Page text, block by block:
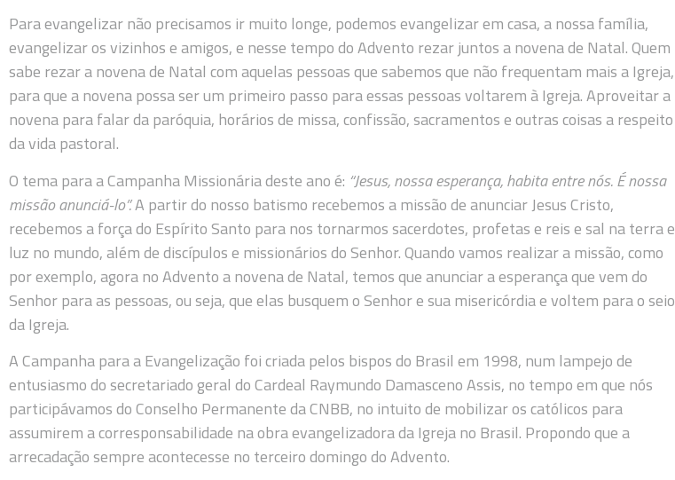
Para evangelizar não precisamos ir muito longe, podemos evangelizar em casa, a nossa família,
evangelizar os vizinhos e amigos, e nesse tempo do Advento rezar juntos a novena de Natal. Quem
sabe rezar a novena de Natal com aquelas pessoas que sabemos que não frequentam mais a Igreja,
para que a novena possa ser um primeiro passo para essas pessoas voltarem à Igreja. Aproveitar a
novena para falar da paróquia, horários de missa, confissão, sacramentos e outras coisas a respeito
da vida pastoral.
O tema para a Campanha Missionária deste ano é: “Jesus, nossa esperança, habita entre nós. É nossa
missão anunciá-lo”.A partir do nosso batismo recebemos a missão de anunciar Jesus Cristo,
recebemos a força do Espírito Santo para nos tornarmos sacerdotes, profetas e reis e sal na terra e
luz no mundo, além de discípulos e missionários do Senhor. Quando vamos realizar a missão, como
por exemplo, agora no Advento a novena de Natal, temos que anunciar a esperança que vem do
Senhor para as pessoas, ou seja, que elas busquem o Senhor e sua misericórdia e voltem para o seio
da Igreja.
A Campanha para a Evangelização foi criada pelos bispos do Brasil em 1998, num lampejo de
entusiasmo do secretariado geral do Cardeal Raymundo Damasceno Assis, no tempo em que nós
participávamos do Conselho Permanente da CNBB, no intuito de mobilizar os católicos para
assumirem a corresponsabilidade na obra evangelizadora da Igreja no Brasil. Propondo que a
arrecadação sempre acontecesse no terceiro domingo do Advento.